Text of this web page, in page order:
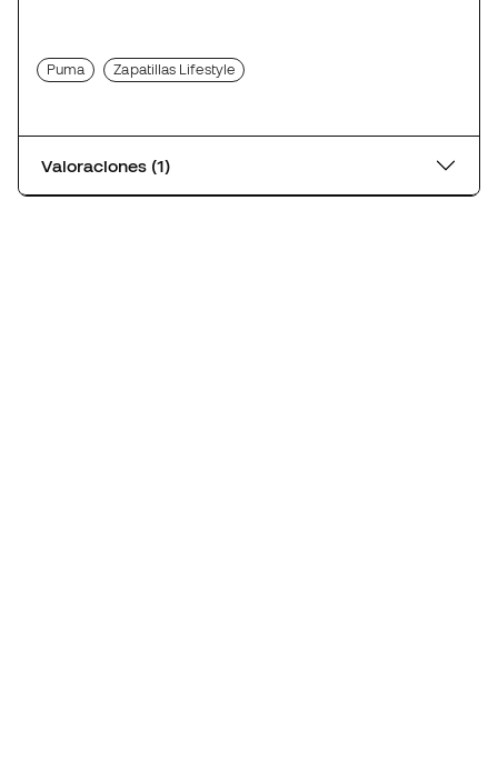
Puma Zapatillas Lifestyle
Valoraciones (1)